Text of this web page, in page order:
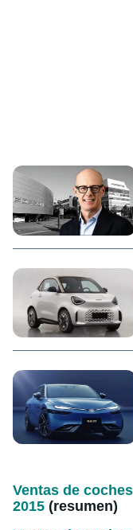
Ventas de
2015 (resumen)